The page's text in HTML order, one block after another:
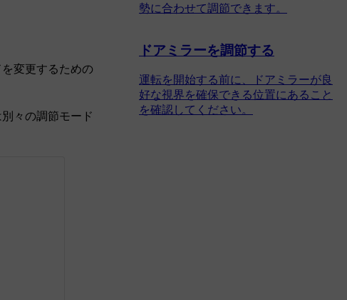
変更するための
々の調節モード
勢に合わせて調節できます。
ドアミラーを調節する
運転を開始する前に、ドアミラーが良
好な視界を確保できる位置にあること
を確認してください。